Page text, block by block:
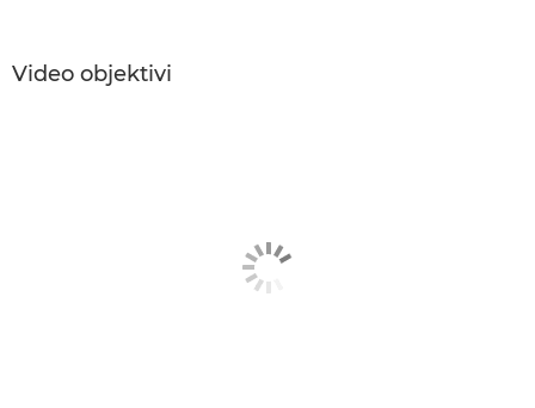
Video objektivi